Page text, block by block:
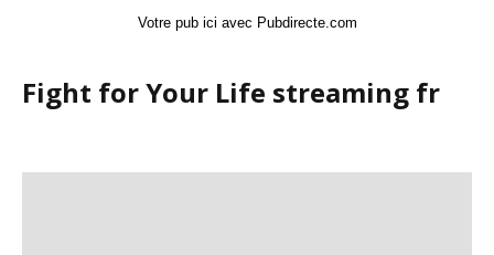
Votre pub ici avec Pubdirecte.com
Fight for Your Life streaming fr